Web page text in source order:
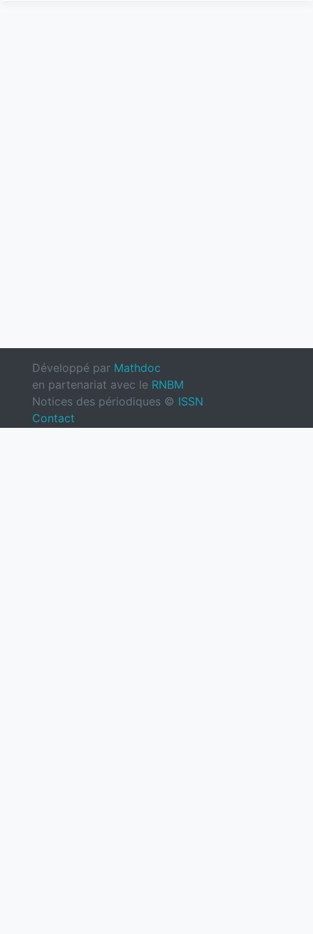
Développé par Mathdoc
en partenariat avec le RNBM
Notices des périodiques © ISSN
Contact